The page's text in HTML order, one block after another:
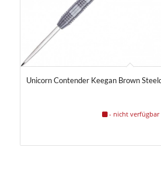
Unicorn Contender Keegan Brown
- nicht verfügbar